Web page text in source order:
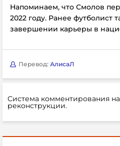
Напоминаем, что Смолов
2022 году. Ранее футболист
завершении карьеры в
Перевод: АлисаЛ
Система комментирования
реконструкции.